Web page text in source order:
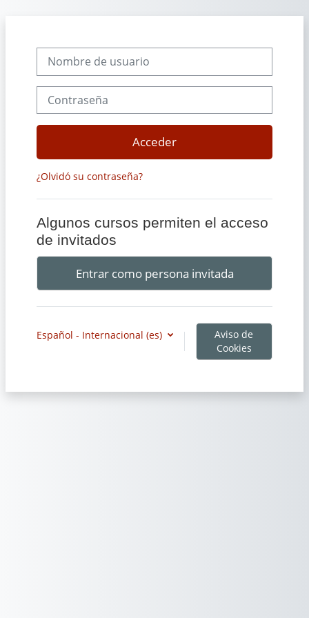
Nombre de usuario
Acceder
¿Olvidó su contraseña?
Algunos cursos permiten el acceso
de invitados
Entrar como persona invitada
Español - Internacional ‎(es)‎
Aviso de
Cookies